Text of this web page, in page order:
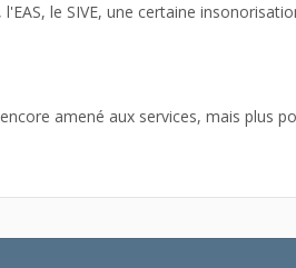
le SIVE, une certaine
amené aux services, mais plus